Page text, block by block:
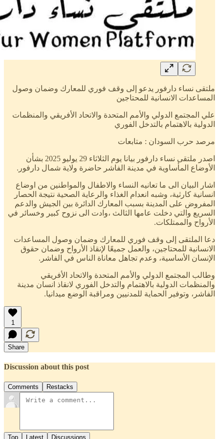
ملتقى نساء دارفور يدعو إلى وقف فوري للمعارك وضمان وصول
المساعدات الانسانية للمحتاجين
علي المجتمع الدولي والأمم المتحدة والاتحاد الأفريقي والمنظمات
الدولية بالاهتمام بالتدخل الفوري
مرصد حرب السودان : متابعات
اصدر ملتقى نساء دارفور بيانا يوم الثلاثاء 29 يوليو 2025 بشأن
الأوضاع المأساوية في مدينة الفاشر حاضرة ولاية شمال دارفور.
اشار البيان الى ما تعانيه النساء والاطفال والمواطنين من اوضاع
انسانية كارثية، وشبه انعدام الغذاء والرعاية الصحية نتيجة الحصار
المفروض على المدينة بسبب المعارك الدائرة بين الجيش والدعم
السريع والتي دخلت عامها الثالث ،وادت الى نزوح كبير وخسائر في
الأرواح والممتلكات.
دعا الملتقى إلى وقف فوري للمعارك وضمان وصول المساعدات
الانسانية للمحتاجين، والعمل جميعًا لإنقاذ الأرواح وضمان حقوق
الإنسان الأساسية، وعدم تجاهل معاناة الناس في الفاشر.
وطالب المجتمع الدولي والأمم المتحدة والاتحاد الأفريقي
والمنظمات الدولية بالاهتمام والتدخل الفوري لانقاذ انسان مدينة
الفاشر، وتوفير الحماية للمدنيين ومراقبة الوضع ميدانيا.
1
Share
Discussion about this post
Comments Restacks
Top Latest Discussions